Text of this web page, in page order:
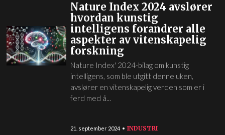
Nature Index 2024 avslører
hvordan kunstig
intelligens forandrer alle
aspekter av vitenskapelig
forskning
Nature Index' 2024-bilag om kunstig
intelligens, som ble utgitt denne uken,
avslører en vitenskapelig verden som er i
ferd med å...
21. september 2024 INDUSTRI